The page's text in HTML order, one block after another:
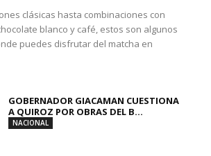
clásicas hasta combinaciones con
blanco y café, estos son algunos
puedes disfrutar del matcha en
GOBERNADOR GIACAMAN CUESTIONA
A QUIROZ POR OBRAS DEL B...
NACIONAL